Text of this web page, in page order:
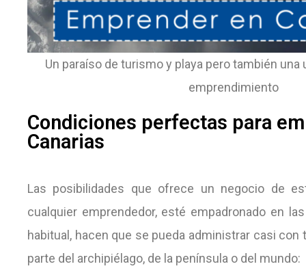
Un paraíso de turismo y playa pero también una
emprendimiento
Condiciones perfectas para
Canarias
Las posibilidades que ofrece un negocio de
cualquier emprendedor, esté empadronado en
habitual, hacen que se pueda administrar casi con
parte del archipiélago, de la península o del mundo: